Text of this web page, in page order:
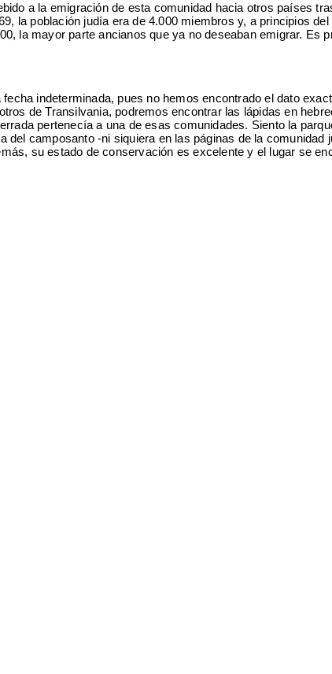
a la emigración de esta comunidad hacia otros países
la población judía era de 4.000 miembros y, a principios
la mayor parte ancianos que ya no deseaban emigrar. Es
indeterminada, pues no hemos encontrado el dato
de Transilvania, podremos encontrar las lápidas en
pertenecía a una de esas comunidades. Siento la
camposanto -ni siquiera en las páginas de la comunidad
su estado de conservación es excelente y el lugar se